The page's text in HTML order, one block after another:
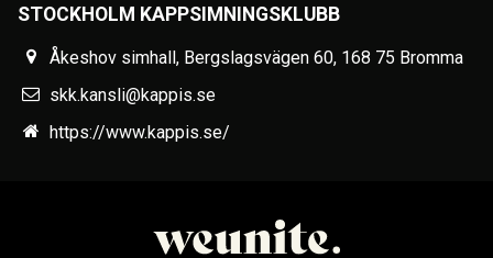
STOCKHOLM KAPPSIMNINGSKLUBB
Åkeshov simhall, Bergslagsvägen 60, 168 75 Bromma
skk.kansli@kappis.se
https://www.kappis.se/